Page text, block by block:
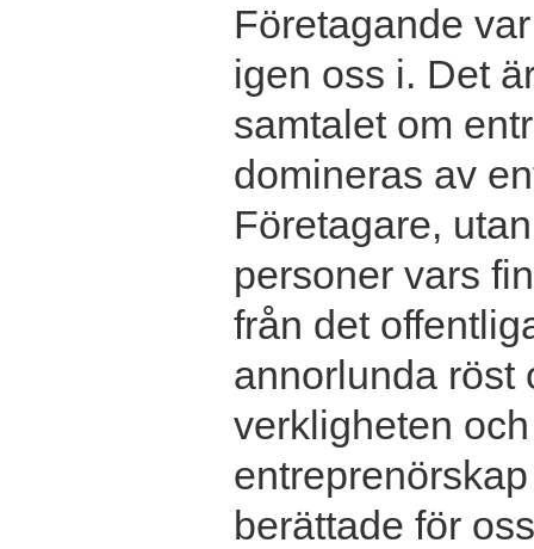
Företagande
igen oss i. Det
samtalet om
domineras av
Företagare,
personer vars
från det
annorlunda röst
verkligheten
berättade för